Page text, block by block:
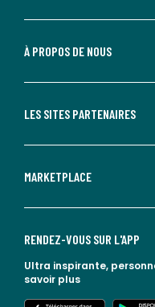
À PROPOS DE NOUS
LES SITES PARTENAIRES
MARKETPLACE
RENDEZ-VOUS SUR L'APP
Ultra inspirante,
savoir plus
lien vers l'app store
lien vers google play